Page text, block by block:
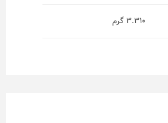
3.310 گرم